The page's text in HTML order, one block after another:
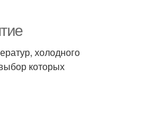
холодного
которых